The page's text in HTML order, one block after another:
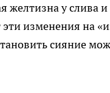
желтизна у слива
изменения на
сияние